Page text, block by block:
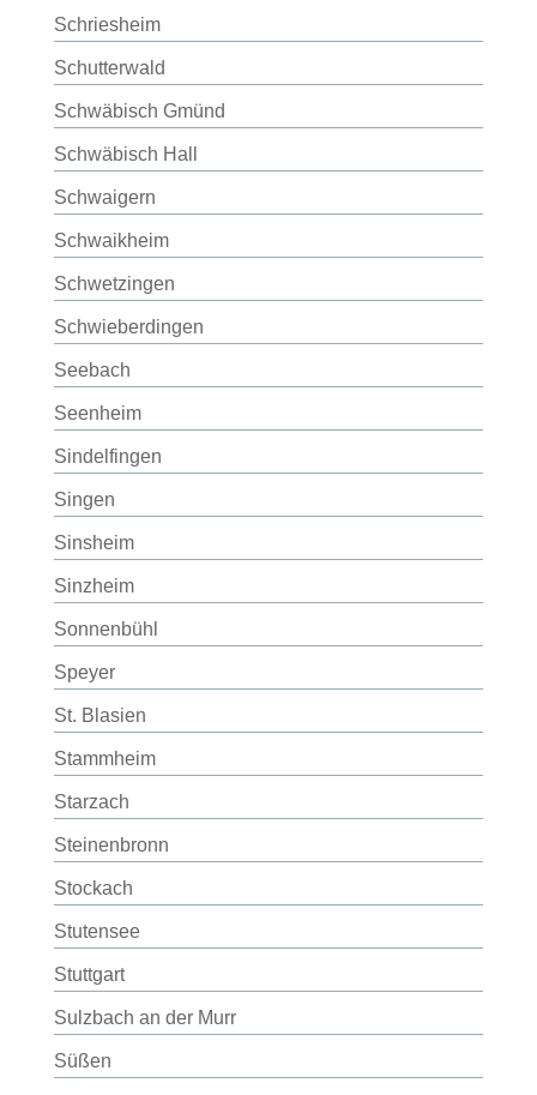
Schriesheim
Schutterwald
Schwäbisch Gmünd
Schwäbisch Hall
Schwaigern
Schwaikheim
Schwetzingen
Schwieberdingen
Seebach
Seenheim
Sindelfingen
Singen
Sinsheim
Sinzheim
Sonnenbühl
Speyer
St. Blasien
Stammheim
Starzach
Steinenbronn
Stockach
Stutensee
Stuttgart
Sulzbach an der Murr
Süßen